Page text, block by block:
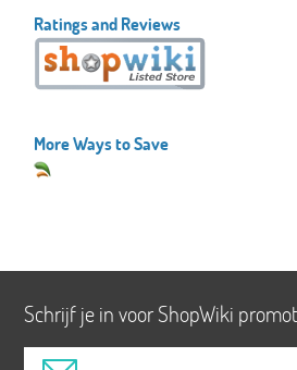
Ratings and Reviews
More Ways to Save
Schrijf je in voor ShopWiki